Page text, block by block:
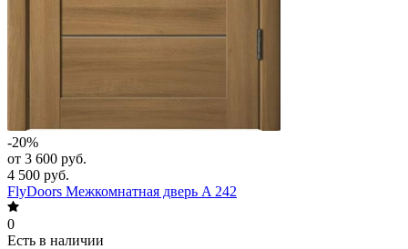
-20%
от 3 600 руб.
4 500 руб.
FlyDoors Межкомнатная дверь A 242
0
Есть в наличии